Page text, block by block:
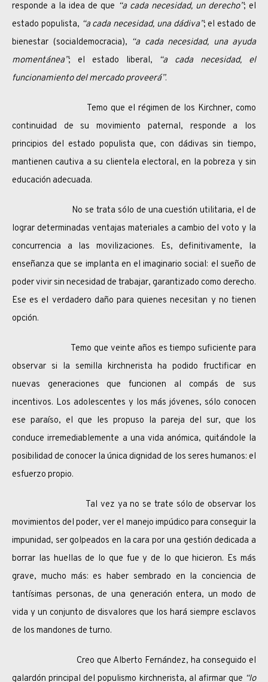
responde a la idea de que “a cada necesidad, un derecho”; el
estado populista, “a cada necesidad, una dádiva”; el estado de
bienestar (socialdemocracia), “a cada necesidad, una ayuda
momentánea”; el estado liberal, “a cada necesidad, el
funcionamiento del mercado proveerá”.
Temo que el régimen de los Kirchner, como
continuidad de su movimiento paternal, responde a los
principios del estado populista que, con dádivas sin tiempo,
mantienen cautiva a su clientela electoral, en la pobreza y sin
educación adecuada.
No se trata sólo de una cuestión utilitaria, el de
lograr determinadas ventajas materiales a cambio del voto y la
concurrencia a las movilizaciones. Es, definitivamente, la
enseñanza que se implanta en el imaginario social: el sueño de
poder vivir sin necesidad de trabajar, garantizado como derecho.
Ese es el verdadero daño para quienes necesitan y no tienen
opción.
Temo que veinte años es tiempo suficiente para
observar si la semilla kirchnerista ha podido fructificar en
nuevas generaciones que funcionen al compás de sus
incentivos. Los adolescentes y los más jóvenes, sólo conocen
ese paraíso, el que les propuso la pareja del sur, que los
conduce irremediablemente a una vida anómica, quitándole la
posibilidad de conocer la única dignidad de los seres humanos: el
esfuerzo propio.
Tal vez ya no se trate sólo de observar los
movimientos del poder, ver el manejo impúdico para conseguir la
impunidad, ser golpeados en la cara por una gestión dedicada a
borrar las huellas de lo que fue y de lo que hicieron. Es más
grave, mucho más: es haber sembrado en la conciencia de
tantísimas personas, de una generación entera, un modo de
vida y un conjunto de disvalores que los hará siempre esclavos
de los mandones de turno.
Creo que Alberto Fernández, ha conseguido el
galardón principal del populismo kirchnerista, al afirmar que “lo